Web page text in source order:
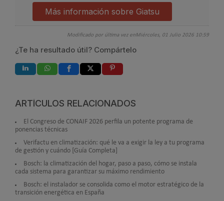
Más información sobre Giatsu
Modificado por última vez enMiércoles, 01 Julio 2026 10:59
¿Te ha resultado útil? Compártelo
ARTÍCULOS RELACIONADOS
El Congreso de CONAIF 2026 perfila un potente programa de
ponencias técnicas
Verifactu en climatización: qué le va a exigir la ley a tu programa
de gestión y cuándo [Guía Completa]
Bosch: la climatización del hogar, paso a paso, cómo se instala
cada sistema para garantizar su máximo rendimiento
Bosch: el instalador se consolida como el motor estratégico de la
transición energética en España